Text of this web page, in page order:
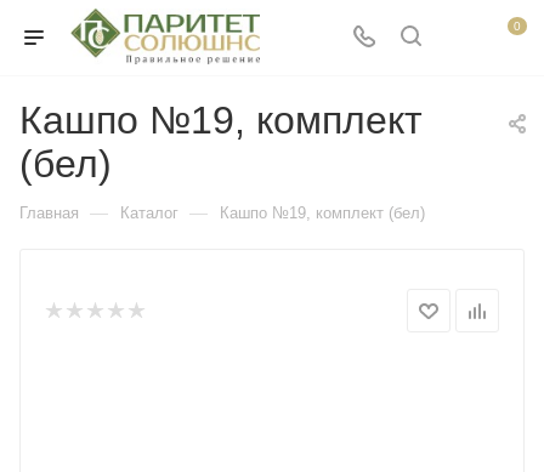
0
Кашпо №19, комплект
(бел)
Главная — Каталог — Кашпо №19, комплект (бел)